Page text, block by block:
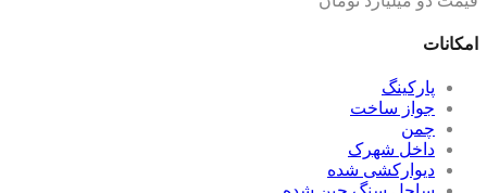
امکانات
پارکینگ
جواز ساخت
چمن
داخل شهرک
دیوارکشی شده